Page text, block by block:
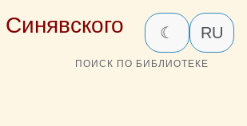
☾ RU
ПОИСК ПО БИБЛИОТЕКЕ